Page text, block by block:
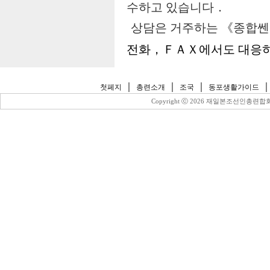
수하고 있습니다．
상담은 거주하는 《종합
전화，ＦＡＸ에서도 대응
첫페지 총련소개 조국 동포생활가이드
Copyright ⓒ 2026 재일본조선인총련합